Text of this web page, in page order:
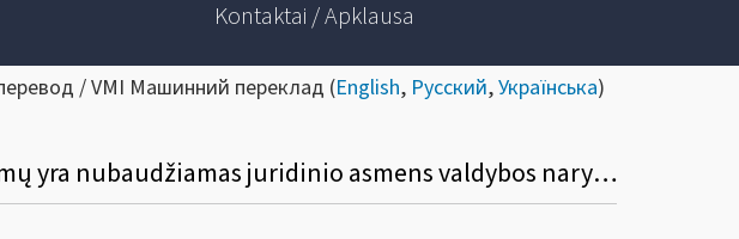
Kontaktai / Apklausa
/ VMI Машинний переклад (English, Русский,Українська)
Ar tais atvejais, kai už vieną iš minėtų kriterijuose įtvirtintų pažeidimų yra nubaudžiamas juridinio asmens valdybos narys ar akcininkas, laikytina, kad juridinis asmuo neatitinka minimalių patikimo mokesčių mokėtojo kriterijų?